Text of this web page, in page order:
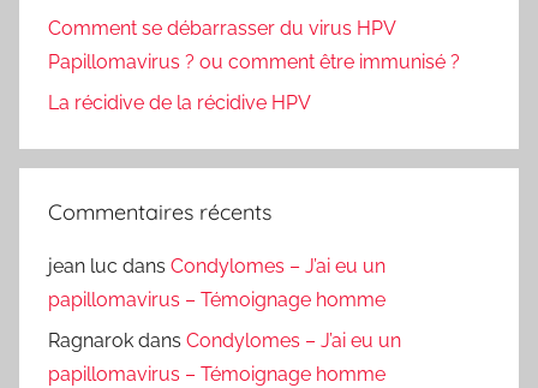
Comment se débarrasser du virus HPV
Papillomavirus ? ou comment être immunisé ?
La récidive de la récidive HPV
Commentaires récents
jean luc dans Condylomes – J’ai eu un
papillomavirus – Témoignage homme
Ragnarok dans Condylomes – J’ai eu un
papillomavirus – Témoignage homme